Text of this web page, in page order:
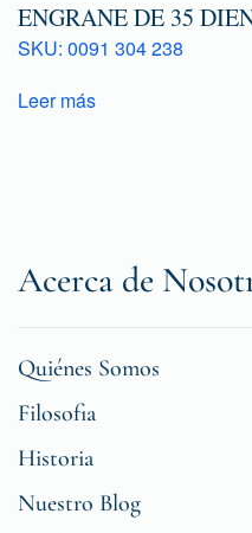
ENGRANE DE 35
SKU: 0091 304 238
Leer más
Acerca de
Quiénes Somos
Filosofia
Historia
Nuestro Blog